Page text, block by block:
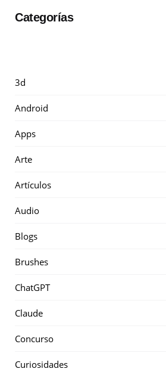
Categorías
3d
Android
Apps
Arte
Artículos
Audio
Blogs
Brushes
ChatGPT
Claude
Concurso
Curiosidades